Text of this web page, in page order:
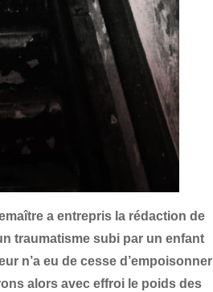
a entrepris la rédaction de
traumatisme subi par un enfant
n’a eu de cesse d’empoisonner
alors avec effroi le poids des